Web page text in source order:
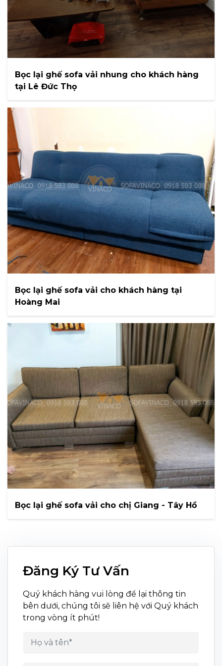
Bọc lại ghế sofa vải nhung cho khách hàng
tại Lê Đức Thọ
Bọc lại ghế sofa vải cho khách hàng tại
Hoàng Mai
Bọc lại ghế sofa vải cho chị Giang - Tây Hồ
Đăng Ký Tư Vấn
Quý khách hàng vui lòng để lại thông tin
bên dưới, chúng tôi sẽ liên hệ với Quý khách
trong vòng ít phút!